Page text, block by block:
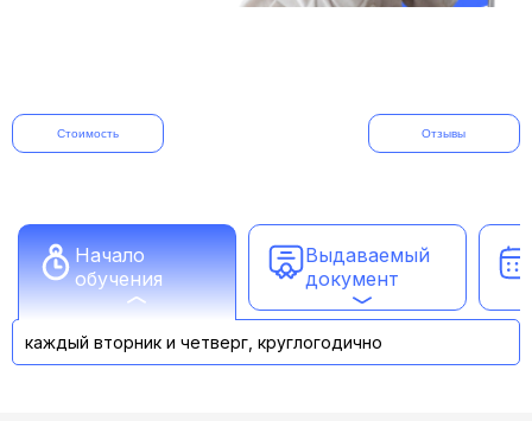
Стоимость Отзывы
Начало
обучения
Выдаваемый
документ
каждый вторник и четверг, круглогодично